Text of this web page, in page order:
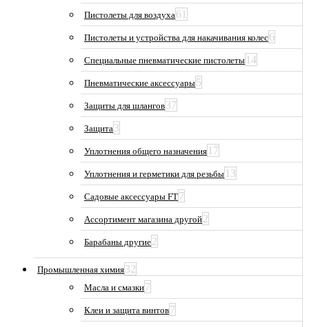
Пистолеты для воздуха61
Пистолеты и устройства для накачивания колес6
Специальные пневматические пистолеты 14
Пневматические аксессуары5
Защиты для шлангов37
Защита3
Уплотнения общего назначения 17
Уплотнения и герметики для резьбы 13
Садовые аксессуары FT7
Ассортимент магазина другой2
Барабаны другие2
Промышленная химия32
Масла и смазки7
Клеи и защита винтов7